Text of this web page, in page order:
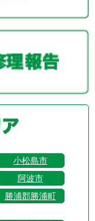
小松島市
阿波市
勝浦郡勝浦町